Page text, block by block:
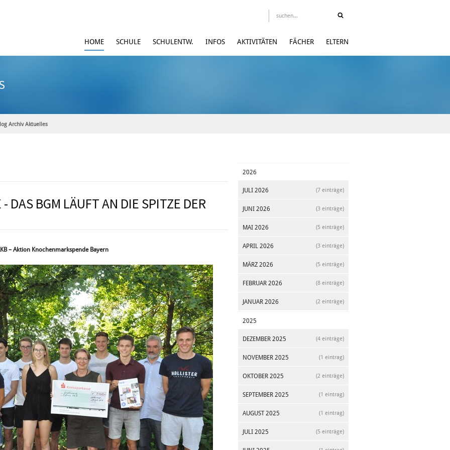
HOME SCHULE SCHULENTW. INFOS AKTIVITÄTEN FÄCHER ELTERN
Archiv Aktuelles
DAS BGM LÄUFT AN DIE SPITZE DER
– Aktion Knochenmarkspende Bayern
2026
JULI 2026 (7 einträge)
JUNI 2026 (3 einträge)
MAI 2026 (5 einträge)
APRIL 2026 (3 einträge)
MÄRZ 2026 (5 einträge)
FEBRUAR 2026 (8 einträge)
JANUAR 2026 (2 einträge)
2025
DEZEMBER 2025 (4 einträge)
NOVEMBER 2025 (1 eintrag)
OKTOBER 2025 (2 einträge)
SEPTEMBER 2025 (1 eintrag)
AUGUST 2025 (1 eintrag)
JULI 2025 (5 einträge)